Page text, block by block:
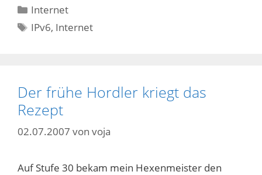
Kategorien
Internet
Schlagwörter
IPv6, Internet
Der frühe Hordler kriegt das
Rezept
02.07.2007 von voja
Auf Stufe 30 bekam mein Hexenmeister den